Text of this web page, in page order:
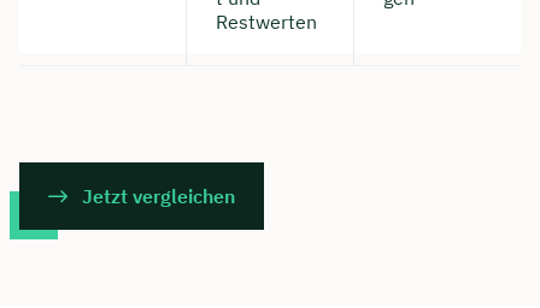
Restwerten
Jetzt vergleichen